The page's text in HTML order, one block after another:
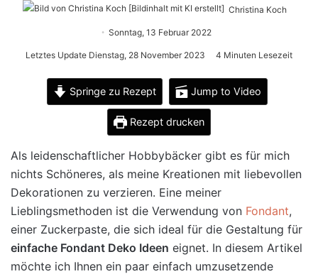
Christina Koch
Sonntag, 13 Februar 2022
Letztes Update Dienstag, 28 November 2023 4 Minuten Lesezeit
Springe zu Rezept Jump to Video
Rezept drucken
Als leidenschaftlicher Hobbybäcker gibt es für mich
nichts Schöneres, als meine Kreationen mit liebevollen
Dekorationen zu verzieren. Eine meiner
Lieblingsmethoden ist die Verwendung von Fondant,
einer Zuckerpaste, die sich ideal für die Gestaltung für
einfache Fondant Deko Ideen eignet. In diesem Artikel
möchte ich Ihnen ein paar einfach umzusetzende